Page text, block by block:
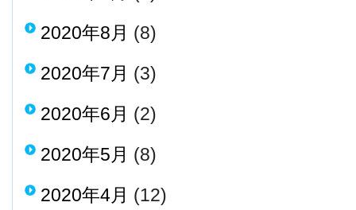
2020年8月 (8)
2020年7月 (3)
2020年6月 (2)
2020年5月 (8)
2020年4月 (12)